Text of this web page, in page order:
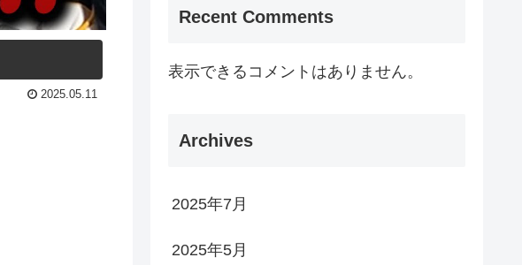
2025.05.11
Recent Comments
表示できるコメントはありません。
Archives
2025年7月
2025年5月